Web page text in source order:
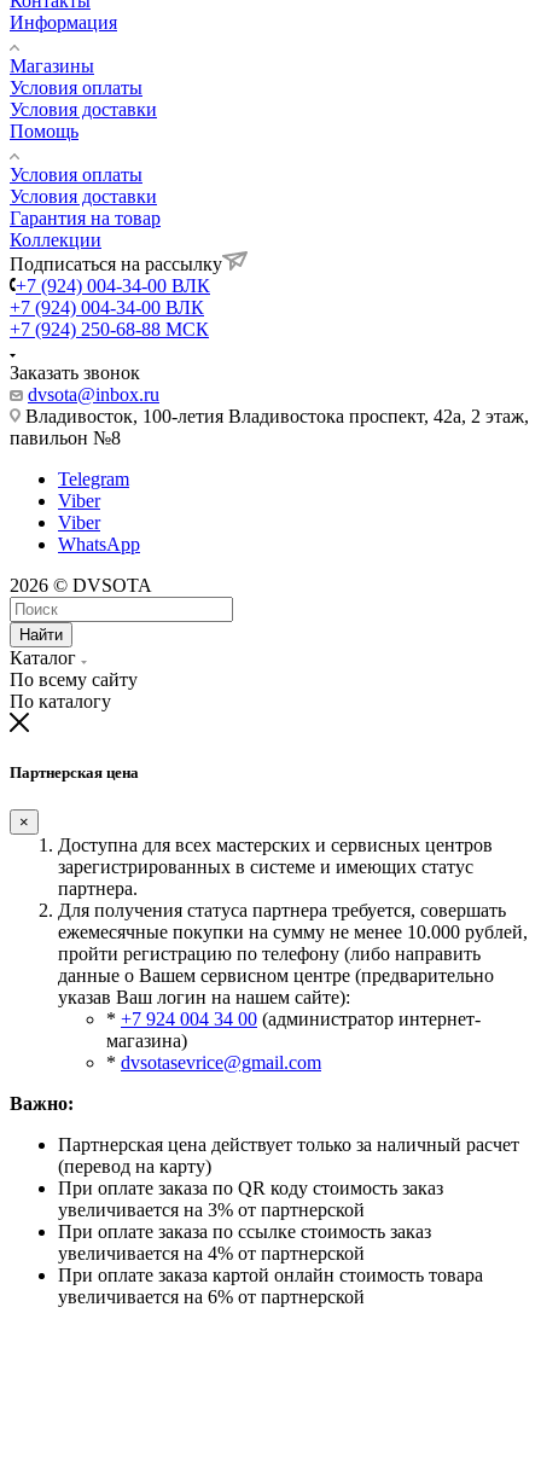
Информация
Магазины
Условия оплаты
Условия доставки
Помощь
Условия оплаты
Условия доставки
Гарантия на товар
Коллекции
Подписаться на рассылку
+7 (924) 004-34-00 ВЛК
+7 (924) 004-34-00 ВЛК
+7 (924) 250-68-88 МСК
Заказать звонок
dvsota@inbox.ru
Владивосток, 100-летия Владивостока проспект, 42а, 2 этаж,
павильон №8
Telegram
Viber
Viber
WhatsApp
2026 © DVSOTA
Найти
Каталог
По всему сайту
По каталогу
Партнерская цена
×
Доступна для всех мастерских и сервисных центров
зарегистрированных в системе и имеющих статус
партнера.
Для получения статуса партнера требуется, совершать
ежемесячные покупки на сумму не менее 10.000 рублей,
пройти регистрацию по телефону (либо направить
данные о Вашем сервисном центре (предварительно
указав Ваш логин на нашем сайте):
* +7 924 004 34 00 (администратор интернет-
магазина)
* dvsotasevrice@gmail.com
Важно:
Партнерская цена действует только за наличный расчет
(перевод на карту)
При оплате заказа по QR коду стоимость заказ
увеличивается на 3% от партнерской
При оплате заказа по ссылке стоимость заказ
увеличивается на 4% от партнерской
При оплате заказа картой онлайн стоимость товара
увеличивается на 6% от партнерской